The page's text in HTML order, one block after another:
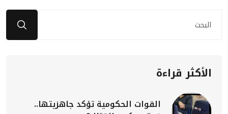
الأكثر قراءة
القوات الحكومية تؤكد جاهزيتها..